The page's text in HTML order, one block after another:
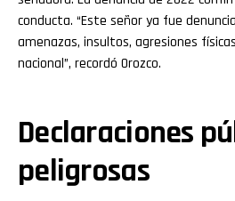
conducta. “Este señor ya fue
amenazas, insultos, agresiones
nacional”, recordó Orozco.
Declaraciones
peligrosas